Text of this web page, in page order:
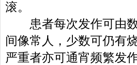
滚。
患者每次发作可由数
间像常人，少数可仍有
严重者亦可通宵频繁发